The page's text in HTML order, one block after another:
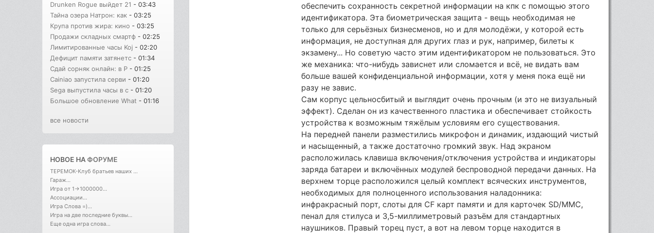
Drunken Rogue выйдет 21 - 03:43
Тайна озера Натрон: как - 03:25
Крупа против жира: кино - 03:25
Продажи складных смартф - 02:25
Лимитированные часы Koj - 02:20
Дефицит памяти затянетс - 01:34
Сдай сорняк онлайн: в Р - 01:25
Cainiao запустила серви - 01:20
Sega выпустила часы в с - 01:20
Большое обновление What - 01:16
все новости
НОВОЕ НАФОРУМЕ
ТЕРЕМОК-Клуб братьев наших ...
Гараж...
Игра от 1->1000000...
Ассоциации...
Игра Слова =)...
Игра на две последние буквы...
Еще одна игра слова...
обеспечить сохранность секретной информации на кпк с помощью этого
идентификатора. Эта биометрическая защита - вещь необходимая не
только для серьёзных бизнесменов, но и для молодёжи, у которой есть
информация, не доступная для других глаз и рук, например, билеты к
экзамену... Но советую часто этим идентификатором не пользоваться. Это
же механика: что-нибудь зависнет или сломается и всё, не видать вам
больше вашей конфиденциальной информации, хотя у меня пока ещё ни
разу не завис.
Сам корпус цельносбитый и выглядит очень прочным (и это не визуальный
эффект). Сделан он из качественного пластика и обеспечивает стойкость
устройства к возможным тяжёлым условиям его существования.
На передней панели разместились микрофон и динамик, издающий чистый
и насыщенный, а также достаточно громкий звук. Над экраном
расположилась клавиша включения/отключения устройства и индикаторы
заряда батареи и включённых модулей беспроводной передачи данных. На
верхнем торце расположился целый комплект всяческих инструментов,
необходимых для полноценного использования наладонника:
инфракрасный порт, слоты для CF карт памяти и для карточек SD/ММС,
пенал для стилуса и 3,5-миллиметровый разъём для стандартных
наушников. Правый торец пуст, а вот на левом торце находится в